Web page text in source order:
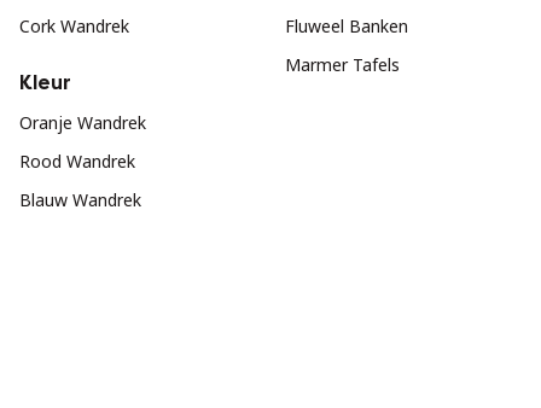
Cork Wandrek
Kleur
Oranje Wandrek
Rood Wandrek
Blauw Wandrek
Fluweel Banken
Marmer Tafels